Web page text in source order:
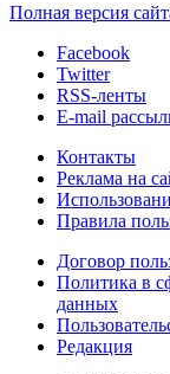
Полная версия
Facebook
Twitter
RSS-ленты
E-mail
Контакты
Реклама на
Правила
Договор
Политика в
данных
Редакция